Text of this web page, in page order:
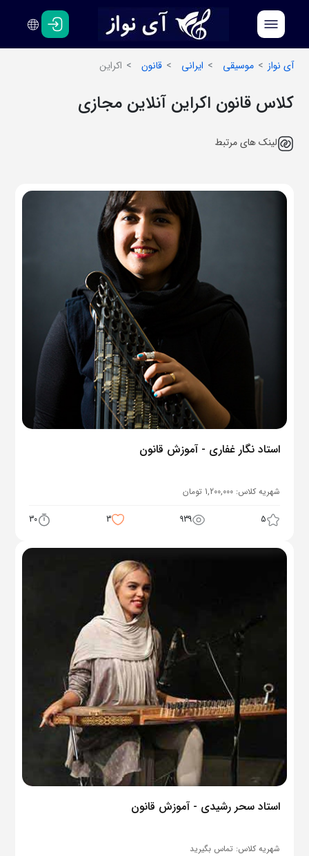
فارسی
انگلیسی
آی نواز
موسیقی ایرانی قانون اکراین
کلاس قانون اکراین آنلاین مجازی
لینک های مرتبط
استاد نگار غفاری - آموزش قانون
شهریه کلاس: 1,200,000 تومان
5
939
3
30
استاد سحر رشیدی - آموزش قانون
شهریه کلاس: تماس بگیرید